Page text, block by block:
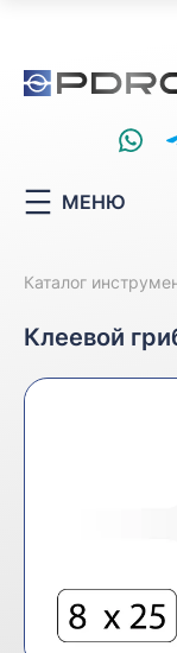
МЕНЮ
Каталог
Клеевой